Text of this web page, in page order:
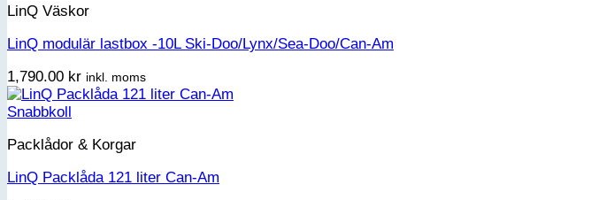
LinQ Väskor
LinQ modulär lastbox -10L Ski-Doo/Lynx/Sea-Doo/Can-Am
1,790.00 kr inkl. moms
Snabbkoll
Packlådor & Korgar
LinQ Packlåda 121 liter Can-Am